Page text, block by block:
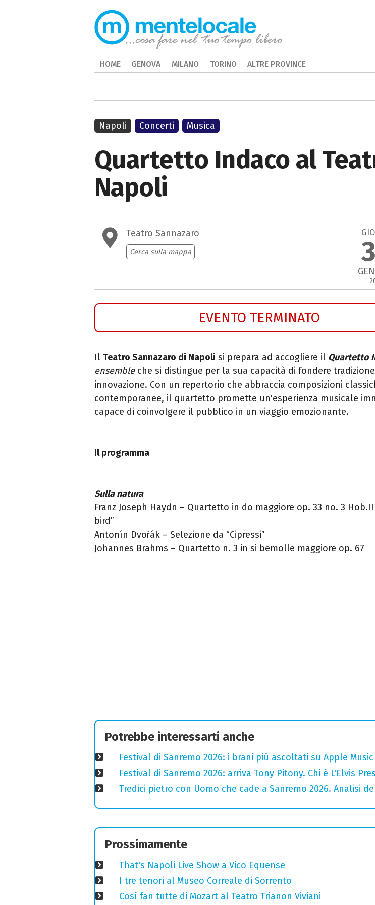
Quartetto Indaco al
Napoli
Teatro Sannazaro
Cerca sulla mappa
EVENTO TERMINATO
Il Teatro Sannazaro di Napoli si prepara ad accogliere il Quartetto
ensemble che si distingue per la sua capacità di fondere
innovazione. Con un repertorio che abbraccia composizioni
contemporanee, il quartetto promette un'esperienza musicale
capace di coinvolgere il pubblico in un viaggio emozionante.
Il programma
Sulla natura
Franz Joseph Haydn – Quartetto in do maggiore op. 33 no. 3
bird”
Antonín Dvořák – Selezione da “Cipressi”
Johannes Brahms – Quartetto n. 3 in si bemolle maggiore op. 67
Napoli Concerti Musica
Potrebbe interessarti anche
Festival di Sanremo 2026: i brani più ascoltati su Apple
Festival di Sanremo 2026: arriva Tony Pitony. Chi è L'Elvis
Tredici pietro con Uomo che cade a Sanremo 2026. Analisi
Prossimamente
That's Napoli Live Show a Vico Equense
I tre tenori al Museo Correale di Sorrento
Così fan tutte di Mozart al Teatro Trianon Viviani
HOME GENOVA MILANO TORINO ALTRE PROVINCE